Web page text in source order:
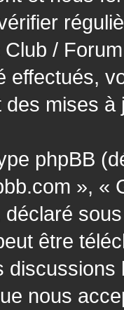
Club /
effectués,
mises
phpBB
», «
déclaré
être
nous